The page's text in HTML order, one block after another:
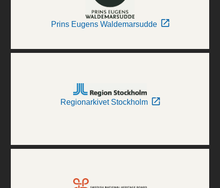
Prins Eugens Waldemarsudde
Regionarkivet Stockholm